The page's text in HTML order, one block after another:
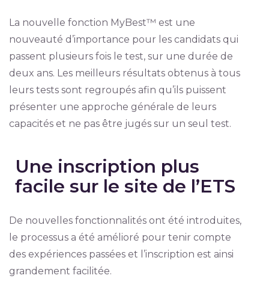
La nouvelle fonction MyBest™ est une
nouveauté d’importance pour les candidats qui
passent plusieurs fois le test, sur une durée de
deux ans. Les meilleurs résultats obtenus à tous
leurs tests sont regroupés afin qu’ils puissent
présenter une approche générale de leurs
capacités et ne pas être jugés sur un seul test.
Une inscription plus
facile sur le site de l’ETS
De nouvelles fonctionnalités ont été introduites,
le processus a été amélioré pour tenir compte
des expériences passées et l’inscription est ainsi
grandement facilitée.